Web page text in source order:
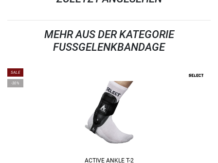
MEHR AUS DER KATEGORIE
FUSSGELENKBANDAGE
SALE
-30%
ACTIVE ANKLE T-2